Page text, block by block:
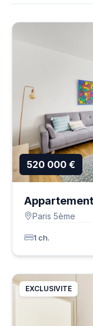
520 000 €
Appartement
Paris 5ème
1 ch.
EXCLUSIVITE